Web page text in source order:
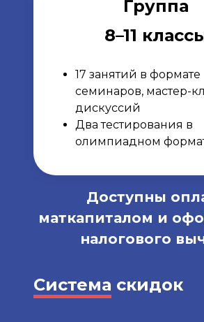
Группа
8–11
17 занятий в формате
семинаров, мастер-
дискуссий
Два тестирования в
олимпиадном
Доступны
маткапиталом и
налогового
Система скидок